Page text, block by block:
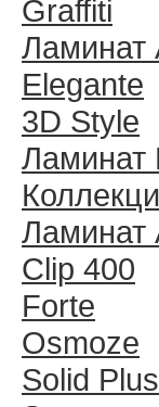
Graffiti
Ламинат
Elegante
3D Style
Ламинат
Ламинат
Clip 400
Forte
Osmoze
Solid Plus